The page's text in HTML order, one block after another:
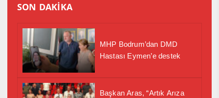
SON DAKİKA
MHP Bodrum’dan DMD
Hastası Eymen’e destek
Başkan Aras, “Artık Arıza